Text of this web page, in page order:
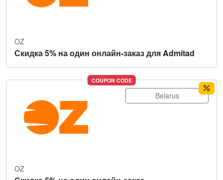
OZ
Скидка 5% на один онлайн-заказ для Admitad
COUPON CODE
Belarus
OZ